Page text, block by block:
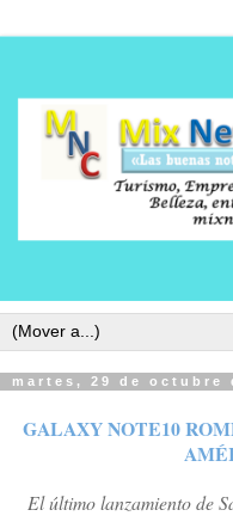
martes, 29 de octubre
GALAXY NOTE10
El último lanzamiento de